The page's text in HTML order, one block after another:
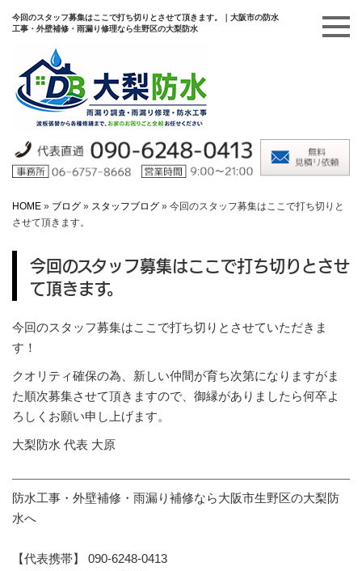
今回のスタッフ募集はここで打ち切りとさせて頂きます。｜大阪市の防水
工事・外壁補修・雨漏り修理なら生野区の大梨防水
HOME » ブログ » スタッフブログ » 今回のスタッフ募集はここで打ち切りと
させて頂きます。
今回のスタッフ募集はここで打ち切りとさせ
て頂きます。
今回のスタッフ募集はここで打ち切りとさせていただきま
す！
クオリティ確保の為、新しい仲間が育ち次第になりますがま
た順次募集させて頂きますので、御縁がありましたら何卒よ
ろしくお願い申し上げます。
大梨防水 代表 大原
防水工事・外壁補修・雨漏り補修なら大阪市生野区の大梨防
水へ
【代表携帯】 090-6248-0413